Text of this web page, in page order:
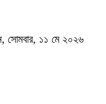
১১ মে ২০২৬